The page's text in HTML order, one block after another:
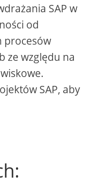
SAP w
od
procesów
ze względu na
SAP, aby